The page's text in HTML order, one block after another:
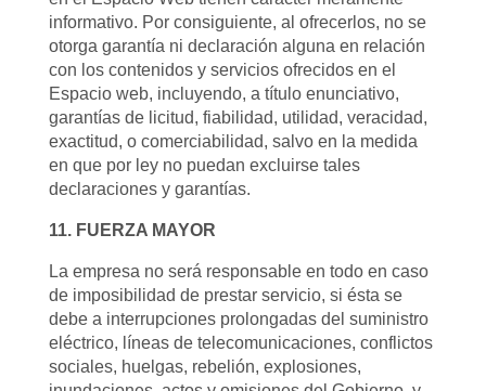
informativo. Por consiguiente, al ofrecerlos, no se
otorga garantía ni declaración alguna en relación
con los contenidos y servicios ofrecidos en el
Espacio web, incluyendo, a título enunciativo,
garantías de licitud, fiabilidad, utilidad, veracidad,
exactitud, o comerciabilidad, salvo en la medida
en que por ley no puedan excluirse tales
declaraciones y garantías.
11. FUERZA MAYOR
La empresa no será responsable en todo en caso
de imposibilidad de prestar servicio, si ésta se
debe a interrupciones prolongadas del suministro
eléctrico, líneas de telecomunicaciones, conflictos
sociales, huelgas, rebelión, explosiones,